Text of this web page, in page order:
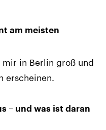
am meisten
mir in Berlin groß und
erscheinen.
– und was ist daran